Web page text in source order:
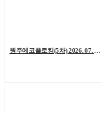
원주에코플로킹(5차) 2026. 07. 18. (토)